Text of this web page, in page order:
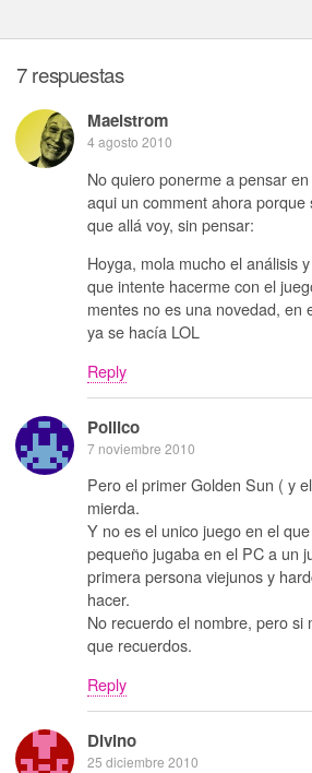
7 respuestas
Maelstrom
4 agosto 2010
No quiero ponerme a pensar
aqui un comment ahora
que allá voy, sin pensar:
Hoyga, mola mucho el análisis
que intente hacerme con el
mentes no es una novedad, en
ya se hacía LOL
Reply
Pollico
7 noviembre 2010
Pero el primer Golden Sun ( y
mierda.
Y no es el unico juego en el
pequeño jugaba en el PC a un
primera persona viejunos y
hacer.
No recuerdo el nombre, pero
que recuerdos.
Reply
Divino
25 diciembre 2010